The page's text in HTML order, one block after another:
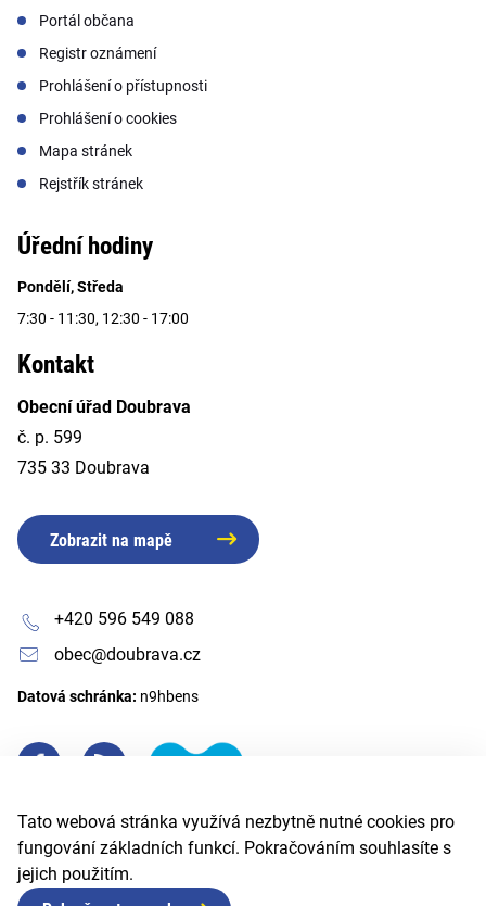
Tato webová stránka využívá nezbytně nutné cookies pro
fungování základních funkcí. Pokračováním souhlasíte s
jejich použitím.
Portál občana
Registr oznámení
Prohlášení o přístupnosti
Prohlášení o cookies
Mapa stránek
Rejstřík stránek
Úřední hodiny
Pondělí, Středa
7:30 - 11:30, 12:30 - 17:00
Kontakt
Obecní úřad Doubrava
č. p. 599
735 33 Doubrava
Zobrazit na mapě
+420 596 549 088
obec@doubrava.cz
Datová schránka: n9hbens